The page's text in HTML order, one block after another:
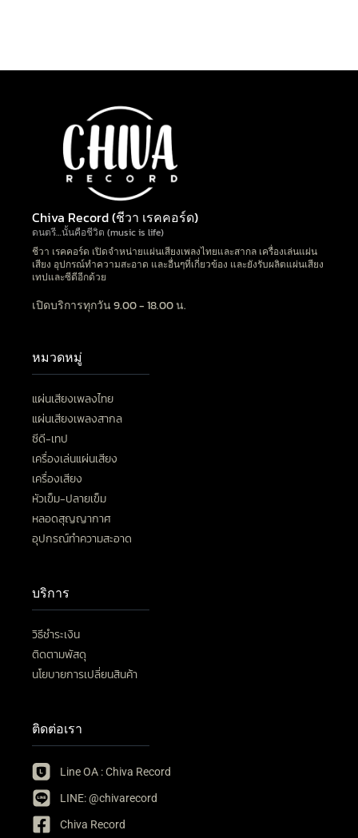
Chiva Record (ชีวา เรคคอร์ด)
ดนตรี…นั้นคือชีวิต (music is life)
ชีวา เรคคอร์ด เปิดจำหน่ายแผ่นเสียงเพลงไทยและสากล เครื่องเล่นแผ่น
เสียง อุปกรณ์ทำความสะอาด และอื่นๆที่เกี่ยวข้อง และยังรับผลิตแผ่นเสียง
เทปและซีดีอีกด้วย
เปิดบริการทุกวัน 9.00 - 18.00 น.
หมวดหมู่
แผ่นเสียงเพลงไทย
แผ่นเสียงเพลงสากล
ซีดี-เทป
เครื่องเล่นแผ่นเสียง
เครื่องเสียง
หัวเข็ม-ปลายเข็ม
หลอดสุญญากาศ
อุปกรณ์ทำความสะอาด
บริการ
วิธีชำระเงิน
ติดตามพัสดุ
นโยบายการเปลี่ยนสินค้า
ติดต่อเรา
Line OA : Chiva Record
LINE: @chivarecord
Chiva Record